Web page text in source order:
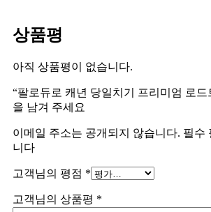
상품평
아직 상품평이 없습니다.
“팔로듀로 캐년 당일치기 프리미엄 로드
을 남겨 주세요
이메일 주소는 공개되지 않습니다. 필수
니다
고객님의 평점 *
고객님의 상품평 *